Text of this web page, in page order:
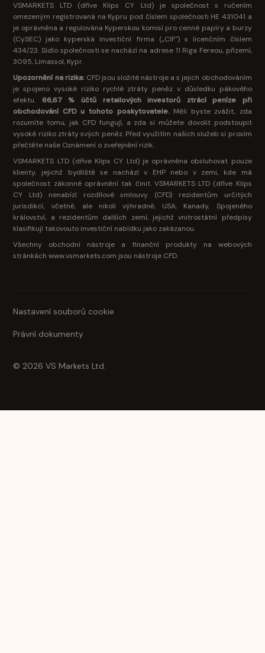
VSMARKETS LTD (dříve Klips CY Ltd) je společnost s ručením
omezeným registrovaná na Kypru pod číslem společnosti HE 431041 a
je oprávněna a regulována Kyperskou komisí pro cenné papíry a burzy
(CySEC) jako kyperská investiční firma („CIF") s licenčním číslem
434/23. Sídlo společnosti se nachází na adrese 11 Riga Fereou, přízemí,
3095, Limassol, Kypr.
Upozornění na rizika:CFD jsou složité nástroje a s jejich obchodováním
je spojeno vysoké riziko rychlé ztráty peněz v důsledku pákového
efektu. 66,67 % účtů retailových investorů ztrácí peníze při
obchodování CFD u tohoto poskytovatele.Měli byste zvážit, zda
rozumíte tomu, jak CFD fungují, a zda si můžete dovolit podstoupit
vysoké riziko ztráty svých peněz. Před využitím našich služeb si prosím
přečtěte naše Oznámení o zveřejnění rizik.
VSMARKETS LTD (dříve Klips CY Ltd) je oprávněna obsluhovat pouze
klienty, jejichž bydliště se nachází v EHP nebo v zemi, kde má
společnost zákonné oprávnění tak činit. VSMARKETS LTD (dříve Klips
CY Ltd) nenabízí rozdílové smlouvy (CFD) rezidentům určitých
jurisdikcí, včetně, ale nikoli výhradně, USA, Kanady, Spojeného
království, a rezidentům dalších zemí, jejichž vnitrostátní předpisy
klasifikují takovouto investiční nabídku jako zakázanou.
Všechny obchodní nástroje a finanční produkty na webových
stránkách www.vsmarkets.com jsou nástroje CFD.
© 2026 VS Markets Ltd.
Nastavení souborů cookie
Právní dokumenty